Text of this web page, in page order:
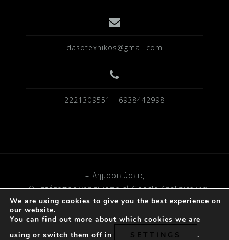
dasotexnikos@gmail.com
2221309551 - 6938442998
– Δημοσιεύσεις
– O ιστότοπος χρησιμοποιεί Google Analytics για
στατιστικά δεδομένα.
Powered by D.A © 2023
We are using cookies to give you the best experience on
our website.
You can find out more about which cookies we are
using or switch them off in
SETTINGS .